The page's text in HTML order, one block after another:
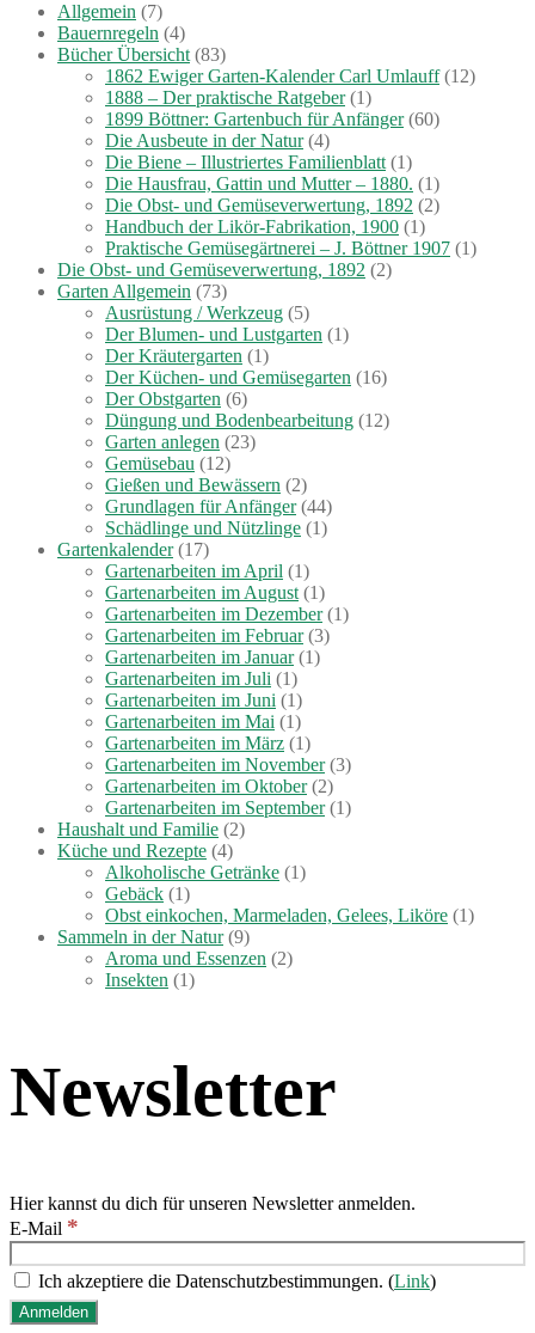
Allgemein (7)
Bauernregeln (4)
Bücher Übersicht (83)
1862 Ewiger Garten-Kalender Carl Umlauff(12)
1888 – Der praktische Ratgeber(1)
1899 Böttner: Gartenbuch für Anfänger(60)
Die Ausbeute in der Natur(4)
Die Biene – Illustriertes Familienblatt (1)
Die Hausfrau, Gattin und Mutter – 1880. (1)
Die Obst- und Gemüseverwertung, 1892 (2)
Handbuch der Likör-Fabrikation, 1900 (1)
Praktische Gemüsegärtnerei – J. Böttner 1907 (1)
Die Obst- und Gemüseverwertung, 1892 (2)
Garten Allgemein (73)
Ausrüstung / Werkzeug (5)
Der Blumen- und Lustgarten (1)
Der Kräutergarten (1)
Der Küchen- und Gemüsegarten (16)
Der Obstgarten (6)
Düngung und Bodenbearbeitung (12)
Garten anlegen (23)
Gemüsebau (12)
Gießen und Bewässern (2)
Grundlagen für Anfänger(44)
Schädlinge und Nützlinge (1)
Gartenkalender(17)
Gartenarbeiten im April (1)
Gartenarbeiten im August (1)
Gartenarbeiten im Dezember(1)
Gartenarbeiten im Februar(3)
Gartenarbeiten im Januar(1)
Gartenarbeiten im Juli (1)
Gartenarbeiten im Juni (1)
Gartenarbeiten im Mai (1)
Gartenarbeiten im März (1)
Gartenarbeiten im November(3)
Gartenarbeiten im Oktober(2)
Gartenarbeiten im September(1)
Haushalt und Familie (2)
Küche und Rezepte (4)
Alkoholische Getränke (1)
Gebäck (1)
Obst einkochen, Marmeladen, Gelees, Liköre (1)
Sammeln in der Natur(9)
Aroma und Essenzen (2)
Insekten (1)
Newsletter
Hier kannst du dich für unseren Newsletter anmelden.
E-Mail *
Ich akzeptiere die Datenschutzbestimmungen. (Link)